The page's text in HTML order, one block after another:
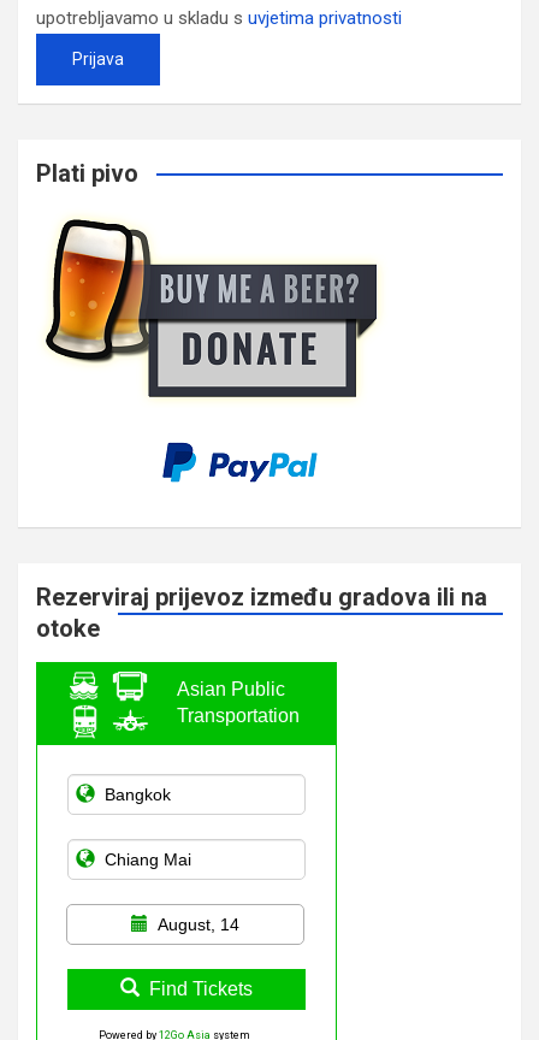
upotrebljavamo u skladu s uvjetima privatnosti
Plati pivo
Rezerviraj prijevoz između gradova ili na
otoke
Asian Public
Transportation
August, 14
Find Tickets
Powered by 12Go Asia system